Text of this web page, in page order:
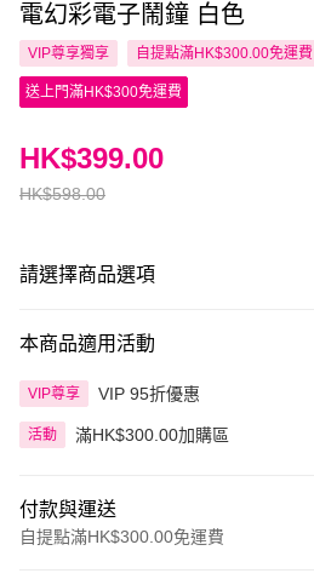
電幻彩電子鬧鐘 白色
VIP尊享獨享 自提點滿HK$300.00免運費
送上門滿HK$300免運費
HK$598.00
HK$399.00
請選擇商品選項
本商品適用活動
VIP尊享 VIP 95折優惠
活動 滿HK$300.00加購區
付款與運送
自提點滿HK$300.00免運費